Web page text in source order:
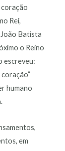
Rei,
Batista
o Reino
escreveu:
humano
em